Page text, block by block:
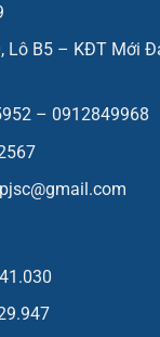
Lô B5 – KĐT Mới
– 0912849968